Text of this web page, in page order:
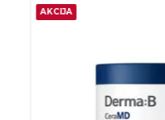
AKCIJA